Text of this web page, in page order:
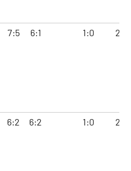
7:5 6:1 1:0 2:0
6:2 6:2 1:0 2:0